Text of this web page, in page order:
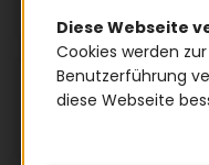
Diese Webseite
Cookies werden
Benutzerführung
diese Webseite